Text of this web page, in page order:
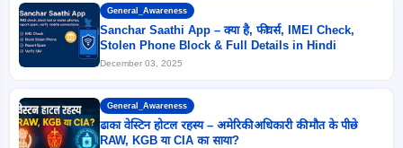
General_Awareness
Sanchar Saathi App – क्या है, फीचर्स, IMEI Check,
Stolen Phone Block & Full Details in Hindi
December 03, 2025
General_Awareness
ढाका वेस्टिन होटल रहस्य – अमेरिकी अधिकारी की मौत के पीछे
RAW, KGB या CIA का साया?